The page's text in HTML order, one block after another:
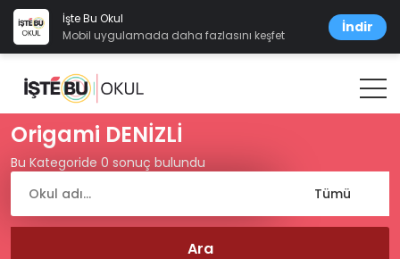
İşte Bu Okul
Mobil uygulamada daha fazlasını keşfet
İndir
Origami DENİZLİ
Bu Kategoride 0 sonuç bulundu